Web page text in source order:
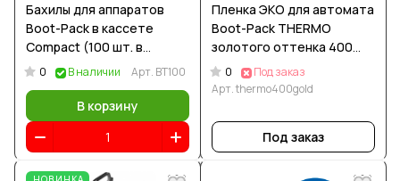
Бахилы для аппаратов
Boot-Pack в кассете
Compact (100 шт. в
кассете)
0 В наличии Арт. BT100
В корзину
Пленка ЭКО для автомата
Boot-Pack THERMO
золотого оттенка 400
пар (800 бахил)
0
Под заказ
Арт.thermo400gold
Под заказ